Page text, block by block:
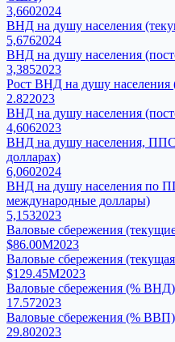
3,6602024
ВНД на душу населения
5,6762024
ВНД на душу населения
3,3852023
Рост ВНД на душу населения
2.822023
ВНД на душу населения
4,6062023
ВНД на душу населения,
долларах)
6,0602024
ВНД на душу населения по
международные доллары)
5,1532023
Валовые сбережения
$86.00M2023
Валовые сбережения
$129.45M2023
Валовые сбережения (% ВНД)
17.572023
Валовые сбережения (% ВВП)
29.802023